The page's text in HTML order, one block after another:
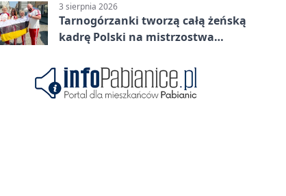
3 sierpnia 2026
Tarnogórzanki tworzą całą żeńską
kadrę Polski na mistrzostwa